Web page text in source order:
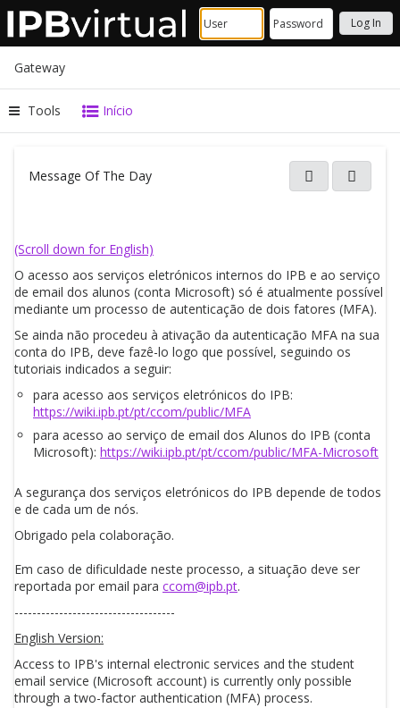
Tools Início
Gateway
begins
Message Of The Day Opens
(Scroll down for English)
O acesso aos serviços eletrónicos internos do IPB e ao serviço
de email dos alunos (conta Microsoft) só é atualmente possível
mediante um processo de autenticação de dois fatores (MFA).
Se ainda não procedeu à ativação da autenticação MFA na sua
conta do IPB, deve fazê-lo logo que possível, seguindo os
tutoriais indicados a seguir:
para acesso aos serviços eletrónicos do IPB:
https://wiki.ipb.pt/pt/ccom/public/MFA
para acesso ao serviço de email dos Alunos do IPB (conta
Microsoft): https://wiki.ipb.pt/pt/ccom/public/MFA-Microsoft
A segurança dos serviços eletrónicos do IPB depende de todos
e de cada um de nós.
Obrigado pela colaboração.
Em caso de dificuldade neste processo, a situação deve ser
reportada por email para ccom@ipb.pt.
------------------------------------
English Version:
Access to IPB's internal electronic services and the student
email service (Microsoft account) is currently only possible
through a two-factor authentication (MFA) process.